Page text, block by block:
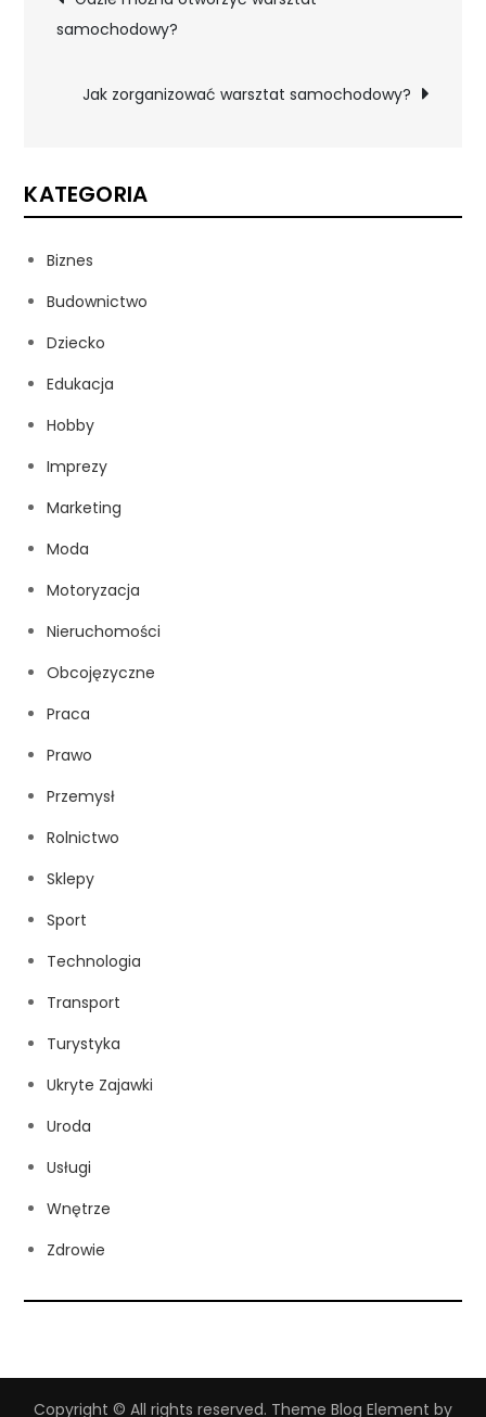
wpisu
samochodowy?
Jak zorganizować warsztat samochodowy?
KATEGORIA
Biznes
Budownictwo
Dziecko
Edukacja
Hobby
Imprezy
Marketing
Moda
Motoryzacja
Nieruchomości
Obcojęzyczne
Praca
Prawo
Przemysł
Rolnictwo
Sklepy
Sport
Technologia
Transport
Turystyka
Ukryte Zajawki
Uroda
Usługi
Wnętrze
Zdrowie
Copyright © All rights reserved. Theme Blog Element by